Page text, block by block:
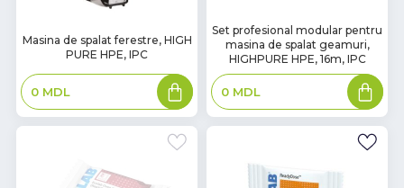
Masina de spalat ferestre, HIGH
PURE HPE, IPC
0 MDL
Adaugă
în
coș
Set profesional modular pentru
masina de spalat geamuri,
HIGHPURE HPE, 16m, IPC
0 MDL
Adaugă
în
coș